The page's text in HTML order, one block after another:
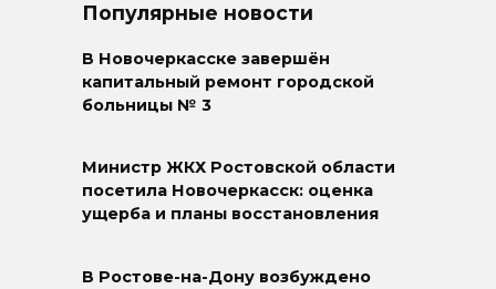
Популярные новости
В Новочеркасске завершён
капитальный ремонт городской
больницы № 3
Министр ЖКХ Ростовской области
посетила Новочеркасск: оценка
ущерба и планы восстановления
В Ростове-на-Дону возбуждено